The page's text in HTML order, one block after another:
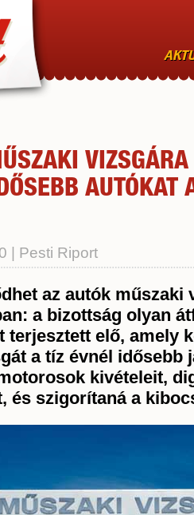
VIZSGÁRA
AUTÓKAT
| Pesti Riport
az autók műszaki
a bizottság olyan
terjesztett elő, amely
a tíz évnél idősebb
kivételeit,
és szigorítaná a